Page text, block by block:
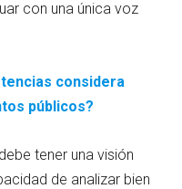
con una única voz
considera
públicos?
tener una visión
de analizar bien